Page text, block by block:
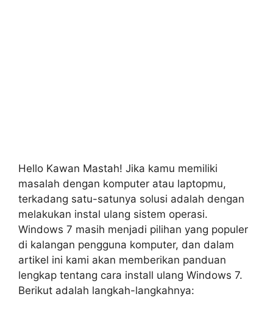
Hello Kawan Mastah! Jika kamu memiliki
masalah dengan komputer atau laptopmu,
terkadang satu-satunya solusi adalah dengan
melakukan instal ulang sistem operasi.
Windows 7 masih menjadi pilihan yang populer
di kalangan pengguna komputer, dan dalam
artikel ini kami akan memberikan panduan
lengkap tentang cara install ulang Windows 7.
Berikut adalah langkah-langkahnya: